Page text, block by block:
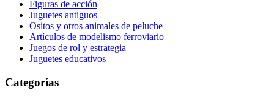
Figuras de acción
Juguetes antiguos
Ositos y otros animales de peluche
Artículos de modelismo ferroviario
Juegos de rol y estrategia
Juguetes educativos
Categorías